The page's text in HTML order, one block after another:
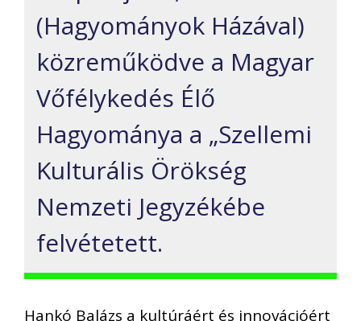
(Hagyományok Házával)
közreműködve a Magyar
Vőfélykedés Élő
Hagyománya a „Szellemi
Kulturális Örökség
Nemzeti Jegyzékébe
felvétetett.
Hankó Balázs a kultúráért és innovációért